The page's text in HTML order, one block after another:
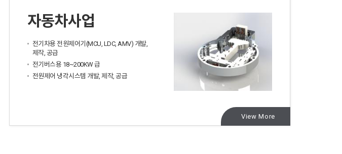
자동차사업
전기차용 전원제어기(MCU, LDC, AMV) 개발,
제작, 공급
전기버스용 18~200KW 급
전원제어 냉각시스템 개발, 제작, 공급
View More